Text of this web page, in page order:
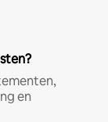
en